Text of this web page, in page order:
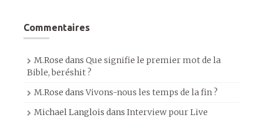
Commentaires
M.Rose dans Que signifie le premier mot de la
Bible, beréshit ?
M.Rose dansVivons-nous les temps de la fin ?
Michael Langlois dans Interview pour Live